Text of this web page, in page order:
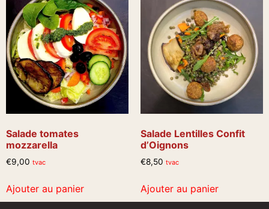
Salade tomates
mozzarella
€9,00 tvac
Ajouter au panier
Salade Lentilles Confit
d’Oignons
€8,50 tvac
Ajouter au panier